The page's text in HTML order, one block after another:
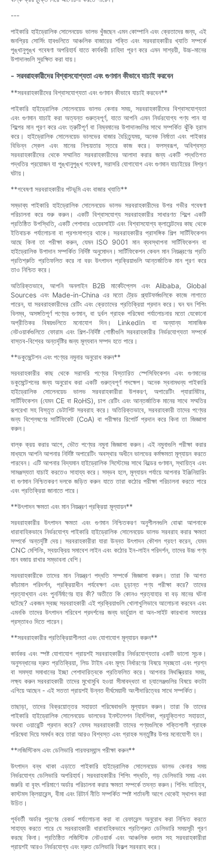
---
পাইকারি হাইড্রোলিক সোলেনয়েড ভালভ খুঁজছেন এমন কোম্পানি এবং ক্রেতাদের জন্য, এই
জনপ্রিয় সোর্সিং হাবগুলিতে আঞ্চলিক বাজারের শক্তি এবং সরবরাহকারীর খ্যাতি সম্পর্কে
পুঙ্খানুপুঙ্খ গবেষণা অপরিহার্য যাতে কার্যকরী চাহিদা পূরণ করে এমন সাশ্রয়ী, উচ্চ-মানের
উপাদানগুলি সুরক্ষিত করা যায়।
- সরবরাহকারীদের বিশ্বাসযোগ্যতা এবং গুণমান কীভাবে যাচাই করবেন
**সরবরাহকারীদের বিশ্বাসযোগ্যতা এবং গুণমান কীভাবে যাচাই করবেন**
পাইকারি হাইড্রোলিক সোলেনয়েড ভালভ কেনার সময়, সরবরাহকারীদের বিশ্বাসযোগ্যতা
এবং গুণমান যাচাই করা অত্যন্ত গুরুত্বপূর্ণ, যাতে আপনি এমন নির্ভরযোগ্য পণ্য পান যা
শিল্পের মান পূরণ করে এবং ত্রুটিপূর্ণ বা নিম্নমানের উপাদানগুলির সাথে সম্পর্কিত ঝুঁকি হ্রাস
করে। হাইড্রোলিক সোলেনয়েড ভালভের বাজার বৈচিত্র্যময়, অনেক নির্মাতা এবং পাইকার
বিভিন্ন স্কেল এবং মানের নিশ্চয়তার স্তরে কাজ করে। ফলস্বরূপ, অবিশ্বস্ত
সরবরাহকারীদের থেকে সম্মানিত সরবরাহকারীদের আলাদা করার জন্য একটি পদ্ধতিগত
পদ্ধতির প্রয়োজন যা পুঙ্খানুপুঙ্খ গবেষণা, সরাসরি যোগাযোগ এবং গুণমান যাচাইয়ের মিশ্রণ
ঘটায়।
**গবেষণা সরবরাহকারীর পটভূমি এবং বাজার খ্যাতি**
সম্ভাব্য পাইকারি হাইড্রোলিক সোলেনয়েড ভালভ সরবরাহকারীদের উপর গভীর গবেষণা
পরিচালনা করে শুরু করুন। একটি বিশ্বাসযোগ্য সরবরাহকারীর সাধারণত শিল্পে একটি
প্রতিষ্ঠিত উপস্থিতি, একটি পেশাদার ওয়েবসাইট এবং বিশ্বাসযোগ্য ক্লায়েন্টদের কাছ থেকে
ইতিবাচক পর্যালোচনা বা প্রশংসাপত্র থাকে। সরবরাহকারীর প্রাসঙ্গিক শিল্প সার্টিফিকেশন
আছে কিনা তা পরীক্ষা করুন, যেমন ISO 9001 মান ব্যবস্থাপনা সার্টিফিকেশন বা
হাইড্রোলিক উপাদান সম্পর্কিত নির্দিষ্ট অনুমোদন। সার্টিফিকেশন কেবল মান নিয়ন্ত্রণের প্রতি
প্রতিশ্রুতি প্রতিফলিত করে না বরং উৎপাদন প্রক্রিয়াগুলি আন্তর্জাতিক মান পূরণ করে
তাও নিশ্চিত করে।
অতিরিক্তভাবে, আপনি অনলাইন B2B মার্কেটপ্লেস এবং Alibaba, Global
Sources এবং Made-in-China এর মতো ট্রেড প্ল্যাটফর্মগুলিকে কাজে লাগাতে
পারেন, যা সরবরাহকারীদের রেটিং এবং ক্রেতাদের প্রতিক্রিয়া প্রদান করে। ঘন ঘন শিপিং
বিলম্ব, অসঙ্গতিপূর্ণ পণ্যের গুণমান, বা দুর্বল গ্রাহক পরিষেবা পর্যালোচনার মতো যেকোনো
অপ্রীতিকর বিষয়গুলিতে মনোযোগ দিন। LinkedIn বা অন্যান্য সামাজিক
নেটওয়ার্কগুলিতে ফোরাম এবং শিল্প-নির্দিষ্ট গোষ্ঠীগুলি সরবরাহকারীর নির্ভরযোগ্যতা সম্পর্কে
বাস্তব-বিশ্বের অন্তর্দৃষ্টির জন্য মূল্যবান সম্পদ হতে পারে।
**ডকুমেন্টেশন এবং পণ্যের নমুনার অনুরোধ করুন**
সরবরাহকারীর কাছ থেকে সরাসরি পণ্যের বিস্তারিত স্পেসিফিকেশন এবং গুণমানের
ডকুমেন্টেশনের জন্য অনুরোধ করা একটি গুরুত্বপূর্ণ পদক্ষেপ। অনেক স্বনামধন্য পাইকারি
হাইড্রোলিক সোলেনয়েড ভালভ সরবরাহকারীরা উপকরণ, অপারেটিং প্যারামিটার,
সার্টিফিকেশন (যেমন CE বা RoHS), চাপ রেটিং এবং আন্তর্জাতিক মানের সাথে সম্মতির
রূপরেখা সহ বিস্তৃত ডেটাশিট সরবরাহ করে। অতিরিক্তভাবে, সরবরাহকারী তাদের পণ্যের
জন্য বিশ্লেষণের সার্টিফিকেট (CoA) বা পরীক্ষার রিপোর্ট প্রদান করে কিনা তা জিজ্ঞাসা
করুন।
বাল্ক ক্রয় করার আগে, ভৌত পণ্যের নমুনা জিজ্ঞাসা করুন। এই নমুনাগুলি পরীক্ষা করার
মাধ্যমে আপনি আপনার নির্দিষ্ট অপারেটিং অবস্থার অধীনে ভালভের কর্মক্ষমতা মূল্যায়ন করতে
পারবেন। এটি আপনার বিদ্যমান হাইড্রোলিক সিস্টেমের সাথে বিল্ডের গুণমান, স্থায়িত্ব এবং
সামঞ্জস্যতা যাচাই করতেও সাহায্য করে। সম্ভব হলে, মূল্যায়ন পর্যায়ে আপনার ইঞ্জিনিয়ারিং
বা গুণমান নিশ্চিতকরণ দলকে জড়িত করুন যাতে তারা কঠোর পরীক্ষা পরিচালনা করতে পারে
এবং প্রতিক্রিয়া জানাতে পারে।
**উৎপাদন ক্ষমতা এবং মান নিয়ন্ত্রণ প্রক্রিয়া মূল্যায়ন**
সরবরাহকারীর উৎপাদন ক্ষমতা এবং গুণমান নিশ্চিতকরণ অনুশীলনগুলি বোঝা আপনাকে
ধারাবাহিকভাবে নির্ভরযোগ্য পাইকারি হাইড্রোলিক সোলেনয়েড ভালভ সরবরাহ করার ক্ষমতা
সম্পর্কে অন্তর্দৃষ্টি দেয়। সরবরাহকারীরা যারা উন্নত উৎপাদন কৌশল গ্রহণ করেন, যেমন
CNC মেশিনিং, স্বয়ংক্রিয় সমাবেশ লাইন এবং কঠোর ইন-লাইন পরিদর্শন, তাদের উচ্চ পণ্য
মান বজায় রাখার সম্ভাবনা বেশি।
সরবরাহকারীকে তাদের মান নিয়ন্ত্রণ পদ্ধতি সম্পর্কে জিজ্ঞাসা করুন। তারা কি আগত
কাঁচামাল পরিদর্শন, প্রক্রিয়াধীন পর্যবেক্ষণ এবং চূড়ান্ত পণ্য পরীক্ষা করে? তাদের
প্রত্যাখ্যান এবং পুনর্নির্মাণের হার কী? অতীতে কি কোনও প্রত্যাহার বা বড় মানের ঘটনা
ঘটেছে? একজন স্বচ্ছ সরবরাহকারী এই প্রক্রিয়াগুলি খোলাখুলিভাবে আলোচনা করবেন এবং
এমনকি তাদের উৎপাদন পরিবেশ প্রদর্শনের জন্য ভার্চুয়াল বা অন-সাইট কারখানা সফরের
প্রস্তাবও দিতে পারেন।
**সরবরাহকারীর প্রতিক্রিয়াশীলতা এবং যোগাযোগ মূল্যায়ন করুন**
কার্যকর এবং স্পষ্ট যোগাযোগ প্রায়শই সরবরাহকারীর নির্ভরযোগ্যতার একটি ভালো সূচক।
অনুসন্ধানের দ্রুত প্রতিক্রিয়া, লিড টাইম এবং মূল্য নির্ধারণের বিষয়ে স্বচ্ছতা এবং প্রশ্ন
বা সমস্যা সমাধানের ইচ্ছা পেশাদারিত্বকে প্রতিফলিত করে। আপনার মিথস্ক্রিয়ার সময়,
লক্ষ্য করুন সরবরাহকারী তাদের মুখোমুখি হওয়া সীমাবদ্ধতা বা চ্যালেঞ্জগুলির বিষয়ে কতটা
এগিয়ে আছেন - এই সততা প্রায়শই উন্নত দীর্ঘমেয়াদী অংশীদারিত্বের সাথে সম্পর্কিত।
তাছাড়া, তাদের বিক্রয়োত্তর সহায়তা পরিষেবাগুলি মূল্যায়ন করুন। তারা কি তাদের
পাইকারি হাইড্রোলিক সোলেনয়েড ভালভের ইনস্টলেশন নির্দেশিকা, প্রযুক্তিগত সহায়তা,
অথবা ওয়ারেন্টি প্রদান করে? যেসব সরবরাহকারী তাদের পণ্যগুলিকে শক্তিশালী গ্রাহক
পরিষেবা দিয়ে সমর্থন করে তারা আরও বিশ্বস্ত এবং গ্রাহক সন্তুষ্টির উপর মনোযোগী হন।
**লজিস্টিকস এবং ডেলিভারি পারফরম্যান্স পরীক্ষা করুন**
উৎপাদন বন্ধ থাকা এড়াতে পাইকারি হাইড্রোলিক সোলেনয়েড ভালভ কেনার সময়
নির্ভরযোগ্য ডেলিভারি অপরিহার্য। সরবরাহকারীর শিপিং পদ্ধতি, গড় ডেলিভারি সময় এবং
জরুরি বা বৃহৎ পরিমাণে অর্ডার পরিচালনা করার ক্ষমতা সম্পর্কে তদন্ত করুন। শিপিং দায়িত্ব,
কাস্টমস ক্লিয়ারেন্স, বীমা এবং রিটার্ন নীতি সম্পর্কিত স্পষ্ট শর্তাবলী আগে থেকেই স্থাপন করা
উচিত।
পূর্ববর্তী অর্ডার পূরণের রেকর্ড পর্যালোচনা করা বা রেফারেন্স অনুরোধ করা নিশ্চিত করতে
সাহায্য করতে পারে যে সরবরাহকারী ধারাবাহিকভাবে প্রতিশ্রুত ডেলিভারি সময়সূচী পূরণ
করছে কিনা। প্রতিষ্ঠিত লজিস্টিক নেটওয়ার্ক এবং আঞ্চলিক গুদাম সহ সরবরাহকারীরা
প্রায়শই আরও নির্ভরযোগ্য এবং দ্রুত ডেলিভারি বিকল্প সরবরাহ করে।